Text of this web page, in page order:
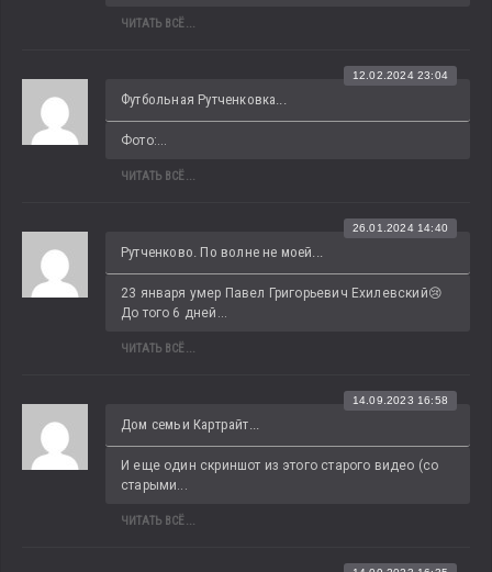
ЧИТАТЬ ВСЁ...
Футбольная Рутченковка...
12.02.2024 23:04
Фото:...
ЧИТАТЬ ВСЁ...
Рутченково. По волне не моей...
26.01.2024 14:40
23 января умер Павел Григорьевич Ехилевский😢
До того 6 дней...
ЧИТАТЬ ВСЁ...
Дом семьи Картрайт...
14.09.2023 16:58
И еще один скриншот из этого старого видео (со
старыми...
ЧИТАТЬ ВСЁ...